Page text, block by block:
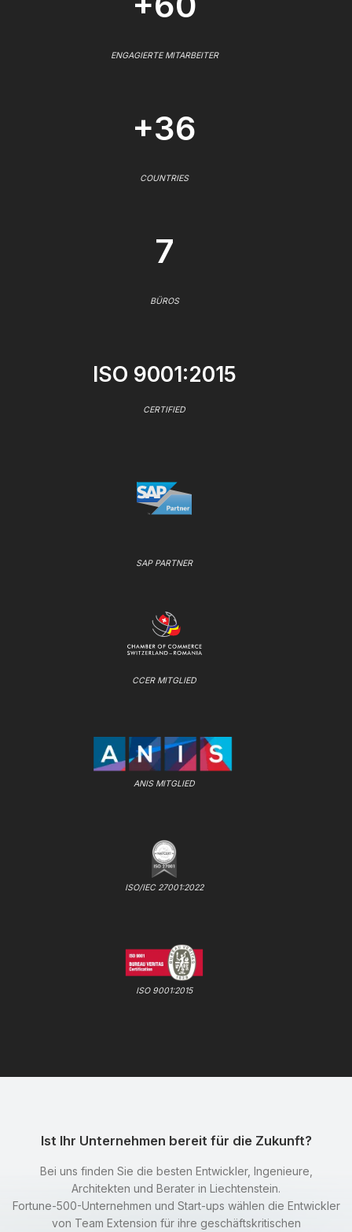
ENGAGIERTE MITARBEITER
+36
COUNTRIES
7
BÜROS
ISO 9001:2015
CERTIFIED
SAP PARTNER
CCER MITGLIED
ANIS MITGLIED
ISO/IEC 27001:2022
ISO 9001:2015
Ist Ihr Unternehmen bereit für die Zukunft?
Bei uns finden Sie die besten Entwickler, Ingenieure,
Architekten und Berater in Liechtenstein.
Fortune-500-Unternehmen und Start-ups wählen die Entwickler
von Team Extension für ihre geschäftskritischen